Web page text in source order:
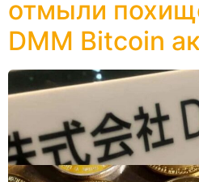
отмыли
DMM Bitcoin